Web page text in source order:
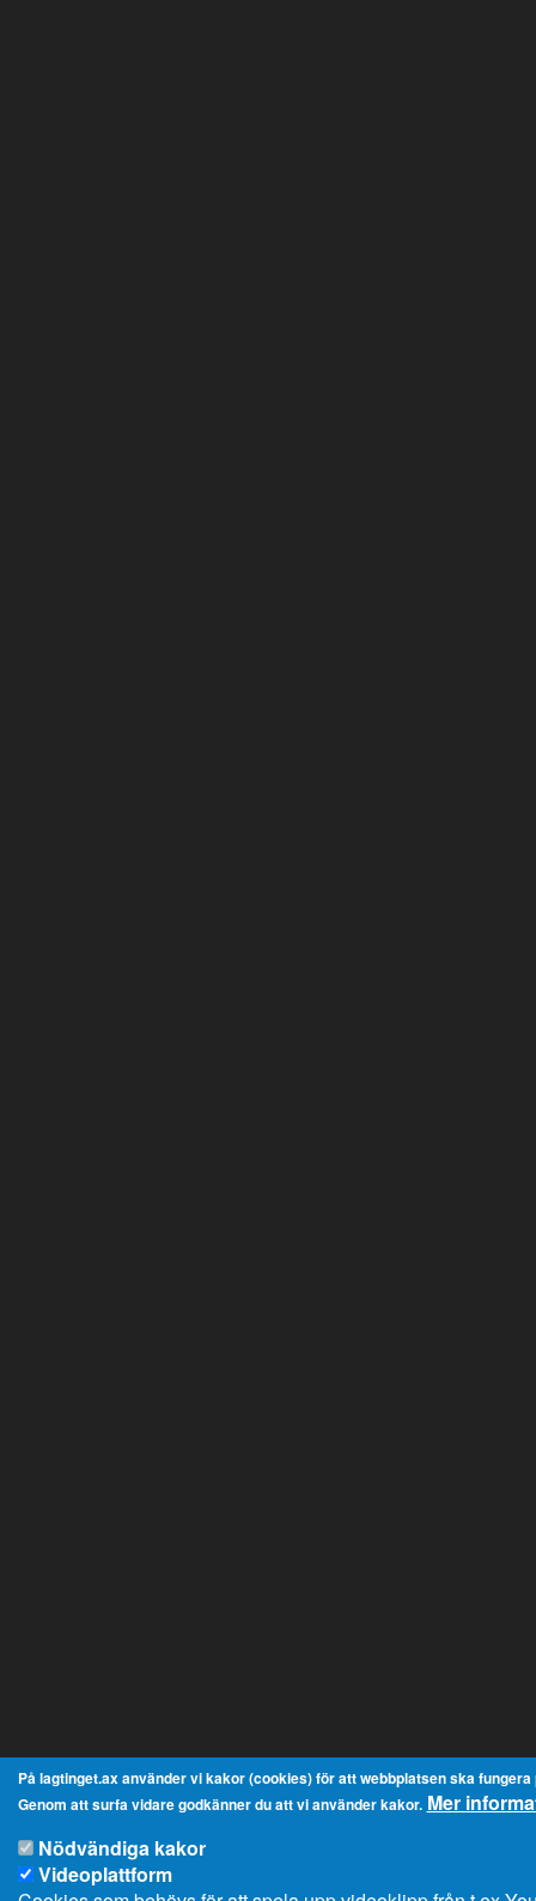
På lagtinget.ax använder vi kakor (cookies) för att webbplatsen ska
Genom att surfa vidare godkänner du att vi använder kakor. Mer
Nödvändiga kakor
Videoplattform